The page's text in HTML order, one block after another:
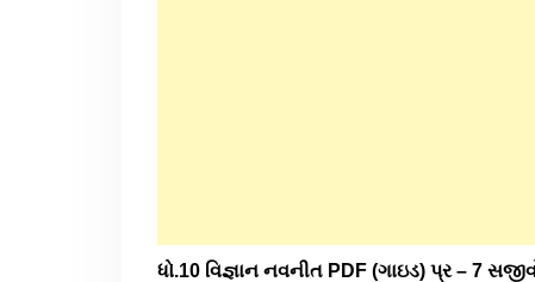
ધો.10 વિજ્ઞાન નવનીત PDF (ગાઇડ) પ્ર – 7